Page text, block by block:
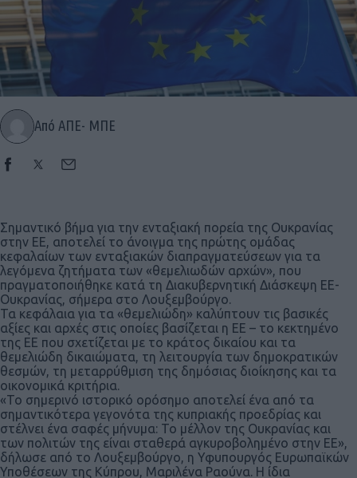
Από ΑΠΕ- ΜΠΕ
Σημαντικό βήμα για την ενταξιακή πορεία της Ουκρανίας
στην ΕΕ, αποτελεί το άνοιγμα της πρώτης ομάδας
κεφαλαίων των ενταξιακών διαπραγματεύσεων για τα
λεγόμενα ζητήματα των «θεμελιωδών αρχών», που
πραγματοποιήθηκε κατά τη Διακυβερνητική Διάσκεψη ΕΕ-
Ουκρανίας, σήμερα στο Λουξεμβούργο.
Τα κεφάλαια για τα «θεμελιώδη» καλύπτουν τις βασικές
αξίες και αρχές στις οποίες βασίζεται η ΕΕ – το κεκτημένο
της ΕΕ που σχετίζεται με το κράτος δικαίου και τα
θεμελιώδη δικαιώματα, τη λειτουργία των δημοκρατικών
θεσμών, τη μεταρρύθμιση της δημόσιας διοίκησης και τα
οικονομικά κριτήρια.
«Το σημερινό ιστορικό ορόσημο αποτελεί ένα από τα
σημαντικότερα γεγονότα της κυπριακής προεδρίας και
στέλνει ένα σαφές μήνυμα: Το μέλλον της Ουκρανίας και
των πολιτών της είναι σταθερά αγκυροβολημένο στην ΕΕ»,
δήλωσε από το Λουξεμβούργο, η Υφυπουργός Ευρωπαϊκών
Υποθέσεων της Κύπρου, Μαριλένα Ραούνα. Η ίδια